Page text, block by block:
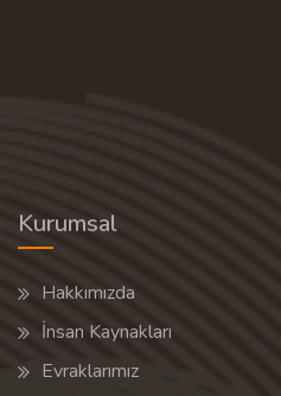
Kurumsal
Hakkımızda
İnsan Kaynakları
Evraklarımız